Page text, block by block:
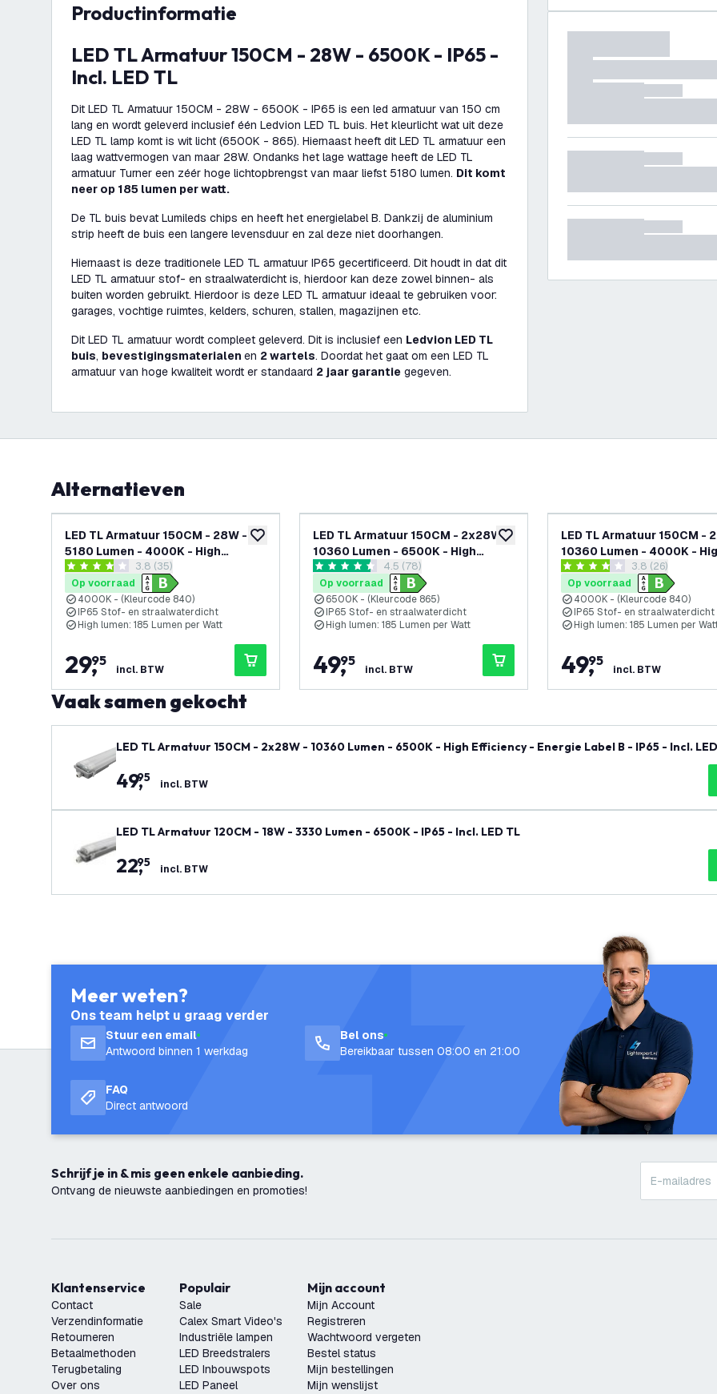
productinformatie
LED TL Armatuur 150CM - 28W - 6500K - IP65 -
Incl. LED TL
Dit LED TL Armatuur 150CM - 28W - 6500K - IP65 is een led armatuur van 150 cm
lang en wordt geleverd inclusief één Ledvion LED TL buis. Het kleurlicht wat uit deze
LED TL lamp komt is wit licht (6500K - 865). Hiernaast heeft dit LED TL armatuur een
laag wattvermogen van maar 28W. Ondanks het lage wattage heeft de LED TL
armatuur Turner een zéér hoge lichtopbrengst van maar liefst 5180 lumen. Dit komt
neer op 185 lumen per watt.
De TL buis bevat Lumileds chips en heeft het energielabel B. Dankzij de aluminium
strip heeft de buis een langere levensduur en zal deze niet doorhangen.
Hiernaast is deze traditionele LED TL armatuur IP65 gecertificeerd. Dit houdt in dat dit
LED TL armatuur stof- en straalwaterdicht is, hierdoor kan deze zowel binnen- als
buiten worden gebruikt. Hierdoor is deze LED TL armatuur ideaal te gebruiken voor:
garages, vochtige ruimtes, kelders, schuren, stallen, magazijnen etc.
Dit LED TL armatuur wordt compleet geleverd. Dit is inclusief een Ledvion LED TL
buis, bevestigingsmaterialen en 2 wartels. Doordat het gaat om een LED TL
armatuur van hoge kwaliteit wordt er standaard 2 jaar garantie gegeven.
Alternatieven
toevoegen aan verlanglijst
LED TL Armatuur 150CM - 28W -
5180 Lumen - 4000K - High
Efficiency - Energie Label B - IP65 -
Incl. LED TL
reviews drawer openen
3.8 score sterren3.8 (35)
Op voorraad
4000K - (Kleurcode 840)
IP65 Stof- en straalwaterdicht
High lumen: 185 Lumen per Watt
29,
95
incl. BTW
toevoegen aan verlanglijst
LED TL Armatuur 150CM - 2x28W -
10360 Lumen - 6500K - High
Efficiency - Energie Label B - IP65 -
Incl. LED TL
reviews drawer openen
4.5 score sterren4.5 (78)
Op voorraad
6500K - (Kleurcode 865)
IP65 Stof- en straalwaterdicht
High lumen: 185 Lumen per Watt
49,
95
incl. BTW
LED TL Armatuur 150CM -
10360 Lumen - 4000K -
Efficiency - Energie Label
Incl. LED TL
reviews drawer
3.8 score sterren3.8 (26)
Op voorraad
4000K - (Kleurcode 840)
IP65 Stof- en straalwaterdicht
High lumen: 185 Lumen per
49,
95
incl. BTW
Vaak samen gekocht
LED TL Armatuur 150CM - 2x28W - 10360 Lumen - 6500K - High Efficiency - Energie Label B - IP65 - Incl.
49,
95 incl. BTW
LED TL Armatuur 120CM - 18W - 3330 Lumen - 6500K - IP65 - Incl. LED TL
22,
95 incl. BTW
Meer weten?
Ons team helpt u graag verder
Stuur een email
Antwoord binnen 1 werkdag
Bel ons
Bereikbaar tussen 08:00 en 21:00
FAQ
Direct antwoord
Schrijf je in & mis geen enkele aanbieding.
Ontvang de nieuwste aanbiedingen en promoties!
Klantenservice
Contact
Verzendinformatie
Retourneren
Betaalmethoden
Terugbetaling
Over ons
Populair
Sale
Calex Smart Video's
Industriële lampen
LED Breedstralers
LED Inbouwspots
LED Paneel
Mijn account
Mijn Account
Registreren
Wachtwoord vergeten
Bestel status
Mijn bestellingen
Mijn wenslijst